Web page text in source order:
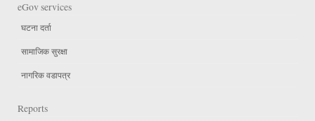
eGov services
घटना दर्ता
सामाजिक सुरक्षा
नागरिक वडापत्र
Reports